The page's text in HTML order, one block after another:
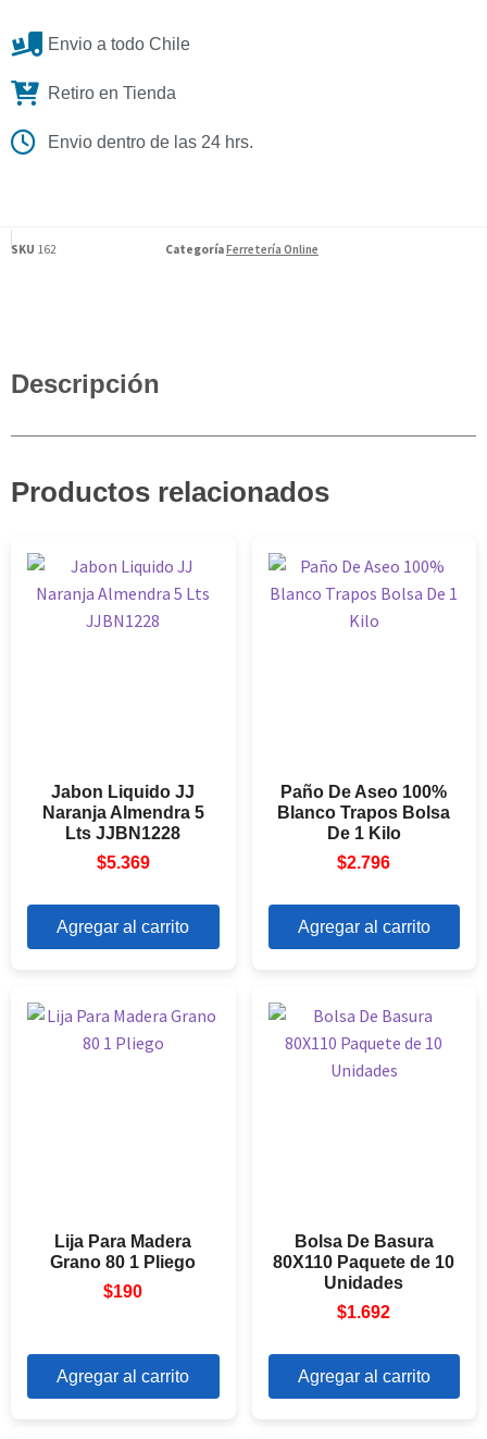
Envio a todo Chile
Retiro en Tienda
Envio dentro de las 24 hrs.
SKU 162 CategoríaFerretería Online
Descripción
Productos relacionados
Jabon Liquido JJ
Naranja Almendra 5
Lts JJBN1228
$5.369
Agregar al carrito
Paño De Aseo 100%
Blanco Trapos Bolsa
De 1 Kilo
$2.796
Agregar al carrito
Lija Para Madera
Grano 80 1 Pliego
$190
Agregar al carrito
Bolsa De Basura
80X110 Paquete de 10
Unidades
$1.692
Agregar al carrito